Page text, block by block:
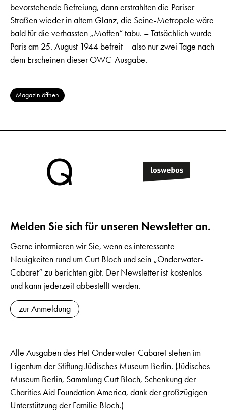
bevorstehende Befreiung, dann erstrahlten die Pariser
Straßen wieder in altem Glanz, die Seine-Metropole wäre
bald für die verhassten „Moffen“ tabu. – Tatsächlich wurde
Paris am 25. August 1944 befreit – also nur zwei Tage nach
dem Erscheinen dieser OWC-Ausgabe.
Magazin öffnen
Melden Sie sich für unseren Newsletter an.
Gerne informieren wir Sie, wenn es interessante
Neuigkeiten rund um Curt Bloch und sein „Onderwater-
Cabaret“ zu berichten gibt. Der Newsletter ist kostenlos
und kann jederzeit abbestellt werden.
zur Anmeldung
Alle Ausgaben des Het Onderwater-Cabaret stehen im
Eigentum der Stiftung Jüdisches Museum Berlin. (Jüdisches
Museum Berlin, Sammlung Curt Bloch, Schenkung der
Charities Aid Foundation America, dank der großzügigen
Unterstützung der Familie Bloch.)